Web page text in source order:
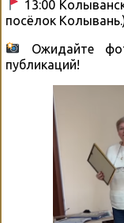
13:00
посёлок
Ожидайте
публикаций!